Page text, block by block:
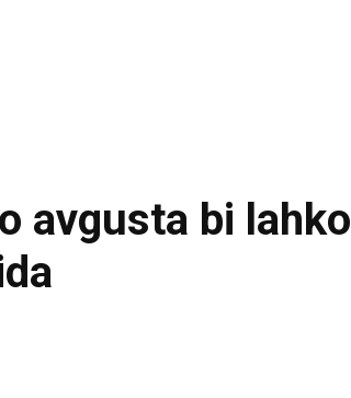
avgusta bi lahko